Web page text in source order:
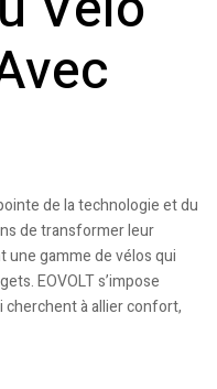
de la technologie et du
de transformer leur
une gamme de vélos qui
EOVOLT s’impose
à allier confort,